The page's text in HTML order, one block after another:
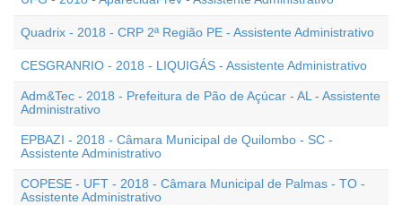
Quadrix - 2018 - CRP 2ª Região PE - Assistente Administrativo
CESGRANRIO - 2018 - LIQUIGÁS - Assistente Administrativo
Adm&Tec - 2018 - Prefeitura de Pão de Açúcar - AL - Assistente
Administrativo
EPBAZI - 2018 - Câmara Municipal de Quilombo - SC -
Assistente Administrativo
COPESE - UFT - 2018 - Câmara Municipal de Palmas - TO -
Assistente Administrativo